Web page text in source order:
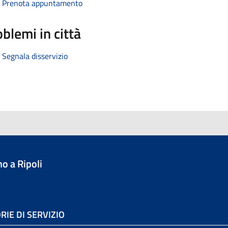
Prenota appuntamento
in città
Segnala disservizio
a Ripoli
DI SERVIZIO